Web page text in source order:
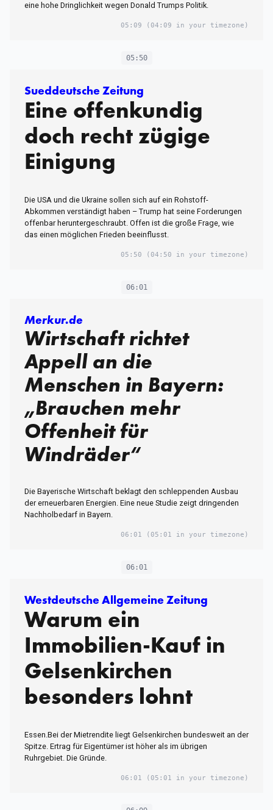
eine hohe Dringlichkeit wegen Donald Trumps Politik.
05:09 (04:09 in your timezone)
05:50
Sueddeutsche Zeitung
Eine offenkundig
doch recht zügige
Einigung
Die USA und die Ukraine sollen sich auf ein Rohstoff-
Abkommen verständigt haben – Trump hat seine Forderungen
offenbar heruntergeschraubt. Offen ist die große Frage, wie
das einen möglichen Frieden beeinflusst.
05:50 (04:50 in your timezone)
06:01
Merkur.de
Wirtschaft richtet
Appell an die
Menschen in Bayern:
„Brauchen mehr
Offenheit für
Windräder“
Die Bayerische Wirtschaft beklagt den schleppenden Ausbau
der erneuerbaren Energien. Eine neue Studie zeigt dringenden
Nachholbedarf in Bayern.
06:01 (05:01 in your timezone)
06:01
Westdeutsche Allgemeine Zeitung
Warum ein
Immobilien-Kauf in
Gelsenkirchen
besonders lohnt
Essen.Bei der Mietrendite liegt Gelsenkirchen bundesweit an der
Spitze. Ertrag für Eigentümer ist höher als im übrigen
Ruhrgebiet. Die Gründe.
06:01 (05:01 in your timezone)